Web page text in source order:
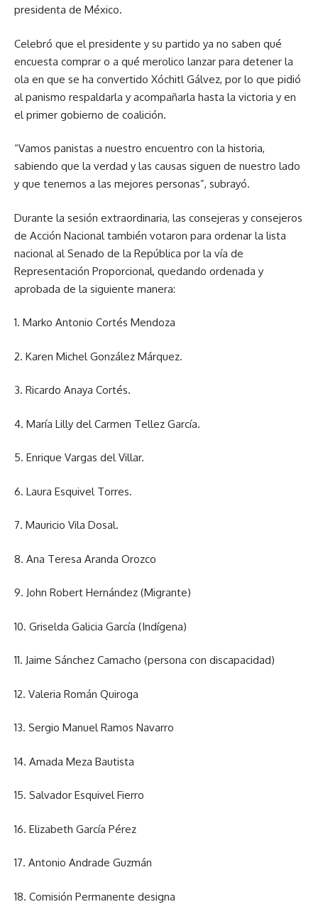
presidenta de México.
Celebró que el presidente y su partido ya no saben qué
encuesta comprar o a qué merolico lanzar para detener la
ola en que se ha convertido Xóchitl Gálvez, por lo que pidió
al panismo respaldarla y acompañarla hasta la victoria y en
el primer gobierno de coalición.
“Vamos panistas a nuestro encuentro con la historia,
sabiendo que la verdad y las causas siguen de nuestro lado
y que tenemos a las mejores personas”, subrayó.
Durante la sesión extraordinaria, las consejeras y consejeros
de Acción Nacional también votaron para ordenar la lista
nacional al Senado de la República por la vía de
Representación Proporcional, quedando ordenada y
aprobada de la siguiente manera:
1. Marko Antonio Cortés Mendoza
2. Karen Michel González Márquez.
3. Ricardo Anaya Cortés.
4. María Lilly del Carmen Tellez García.
5. Enrique Vargas del Villar.
6. Laura Esquivel Torres.
7. Mauricio Vila Dosal.
8. Ana Teresa Aranda Orozco
9. John Robert Hernández (Migrante)
10. Griselda Galicia García (Indígena)
11. Jaime Sánchez Camacho (persona con discapacidad)
12. Valeria Román Quiroga
13. Sergio Manuel Ramos Navarro
14. Amada Meza Bautista
15. Salvador Esquivel Fierro
16. Elizabeth García Pérez
17. Antonio Andrade Guzmán
18. Comisión Permanente designa